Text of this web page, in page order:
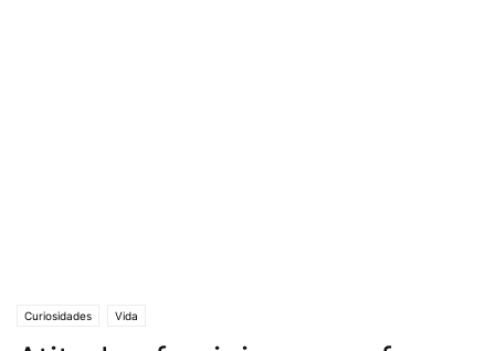
Curiosidades Vida